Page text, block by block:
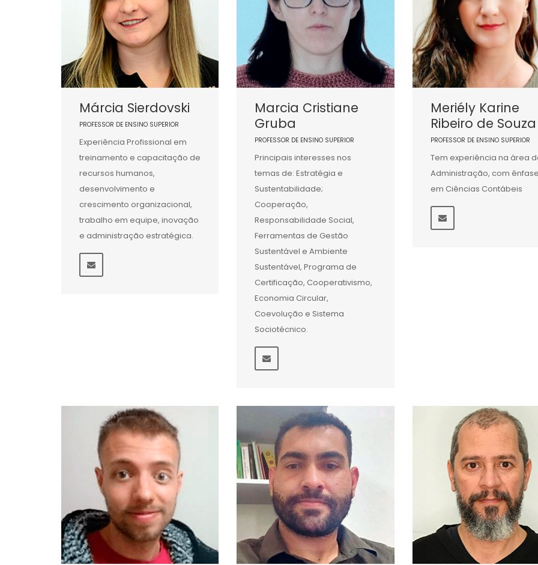
Márcia Sierdovski
PROFESSOR DE ENSINO SUPERIOR
Experiência Profissional em
treinamento e capacitação de
recursos humanos,
desenvolvimento e
crescimento organizacional,
trabalho em equipe, inovação
e administração estratégica.
Marcia Cristiane
Gruba
PROFESSOR DE ENSINO SUPERIOR
Principais interesses nos
temas de: Estratégia e
Sustentabilidade;
Cooperação,
Responsabilidade Social,
Ferramentas de Gestão
Sustentável e Ambiente
Sustentável, Programa de
Certificação, Cooperativismo,
Economia Circular,
Coevolução e Sistema
Sociotécnico.
Meriély Karine
Ribeiro de Souza
PROFESSOR DE ENSINO SUPERIOR
Tem experiência na área
Administração, com
em Ciências Contábeis